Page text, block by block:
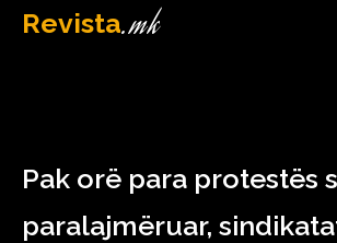
Revista.mk
March 30, 2023
Pak orë para protestës
paralajmëruar,